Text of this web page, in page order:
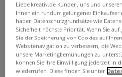
Lieblingssteine -
0
Liebe kreativ.de Kunden, uns und
Ihnen ein rundum gelungenes
haben Datenschutzgrundsätze wie
Sicherheit höchste Priorität. Wenn Sie auf
Sie der Speicherung von Cookies auf
Websitenavigation zu verbessern, die
unsere Marketingbemühungen zu
können Sie Ihre Einwilligung jederzeit in
wiederrufen. Diese finden Sie unter